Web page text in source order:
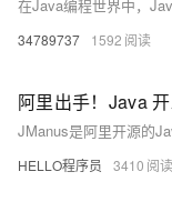
34789737 1592
HELLO程序员 3410